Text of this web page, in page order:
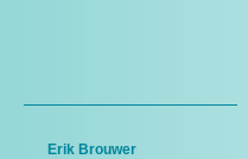
Erik Brouwer